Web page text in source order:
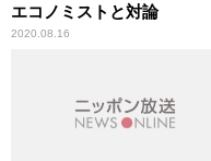
エコノミストと対論
2020.08.16